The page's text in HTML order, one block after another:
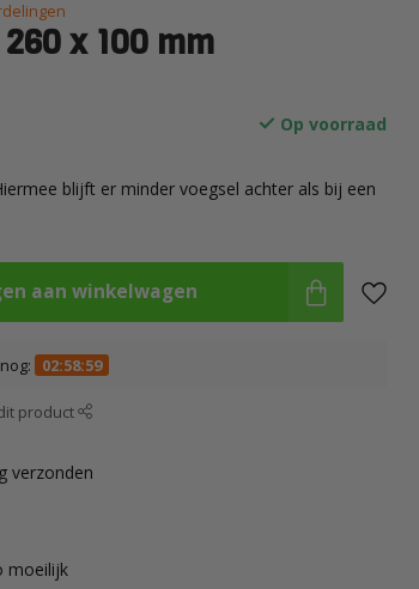
x 100 mm
Op voorraad
blijft er minder voegsel achter als bij een
aan winkelwagen
02:58:58
product
verzonden
moeilijk